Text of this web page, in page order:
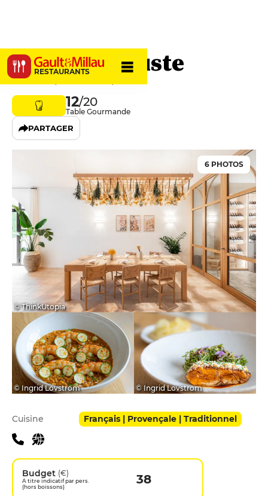
RESTAURANTS
Pamparigouste
Le Roucas, 04300 Mane, France
12/20
Table Gourmande
PARTAGER
© ThinkUtopia
© Ingrid Lovstrom © Ingrid Lovstrom
6 PHOTOS
Infos pratiques
Cuisine Français | Provençale | Traditionnel
Budget (€)
A titre indicatif par pers.
(hors boissons)
38